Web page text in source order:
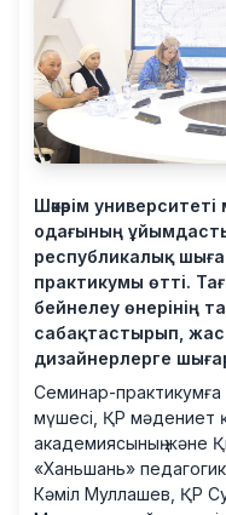
Шәкәрім
одағының
республикалық
практикумы өтті.
бейнелеу өнерінің
сабақтастырып,
дизайнерлерге
Семинар-
мүшесі, ҚР мәдениет
академиясының және
«Ханьшань»
Кәміл Муллашев, ҚР